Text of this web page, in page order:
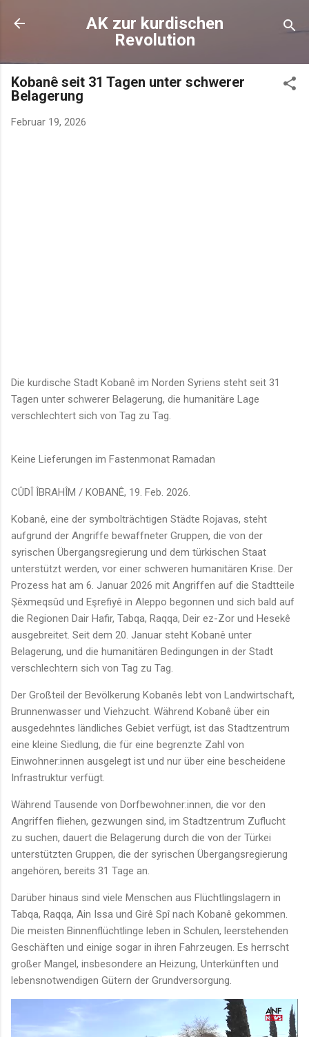
AK zur kurdischen
Revolution
Kobanê seit 31 Tagen unter schwerer
Belagerung
Februar 19, 2026
Die kurdische Stadt Kobanê im Norden Syriens steht seit 31
Tagen unter schwerer Belagerung, die humanitäre Lage
verschlechtert sich von Tag zu Tag.
Keine Lieferungen im Fastenmonat Ramadan
CÛDÎ ÎBRAHÎM / KOBANÊ, 19. Feb. 2026.
Kobanê, eine der symbolträchtigen Städte Rojavas, steht
aufgrund der Angriffe bewaffneter Gruppen, die von der
syrischen Übergangsregierung und dem türkischen Staat
unterstützt werden, vor einer schweren humanitären Krise. Der
Prozess hat am 6. Januar 2026 mit Angriffen auf die Stadtteile
Şêxmeqsûd und Eşrefiyê in Aleppo begonnen und sich bald auf
die Regionen Dair Hafir, Tabqa, Raqqa, Deir ez-Zor und Hesekê
ausgebreitet. Seit dem 20. Januar steht Kobanê unter
Belagerung, und die humanitären Bedingungen in der Stadt
verschlechtern sich von Tag zu Tag.
Der Großteil der Bevölkerung Kobanês lebt von Landwirtschaft,
Brunnenwasser und Viehzucht. Während Kobanê über ein
ausgedehntes ländliches Gebiet verfügt, ist das Stadtzentrum
eine kleine Siedlung, die für eine begrenzte Zahl von
Einwohner:innen ausgelegt ist und nur über eine bescheidene
Infrastruktur verfügt.
Während Tausende von Dorfbewohner:innen, die vor den
Angriffen fliehen, gezwungen sind, im Stadtzentrum Zuflucht
zu suchen, dauert die Belagerung durch die von der Türkei
unterstützten Gruppen, die der syrischen Übergangsregierung
angehören, bereits 31 Tage an.
Darüber hinaus sind viele Menschen aus Flüchtlingslagern in
Tabqa, Raqqa, Ain Issa und Girê Spî nach Kobanê gekommen.
Die meisten Binnenflüchtlinge leben in Schulen, leerstehenden
Geschäften und einige sogar in ihren Fahrzeugen. Es herrscht
großer Mangel, insbesondere an Heizung, Unterkünften und
lebensnotwendigen Gütern der Grundversorgung.